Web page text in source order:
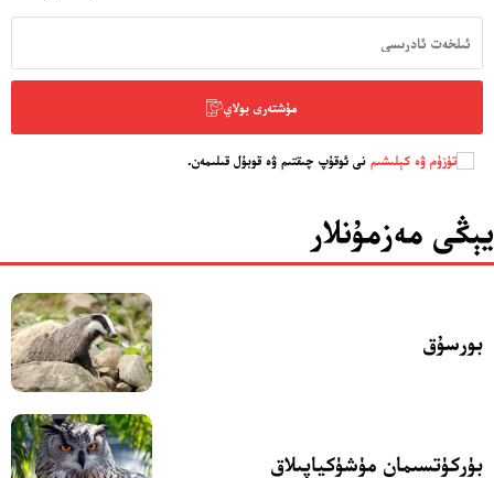
مۇشتەرى بولاي
تۈزۈم ۋە كېلىشىم نى ئوقۇپ چىقتىم ۋە قوبۇل قىلىمەن.
يېڭى مەزمۇنلار
بورسۇق
بۈركۈتسىمان مۈشۈكياپىلاق